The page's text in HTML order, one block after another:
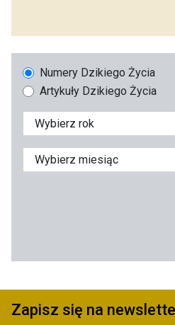
Numery Dzikiego Życia
Artykuły Dzikiego Życia
Zapisz się na